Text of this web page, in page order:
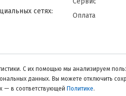
сетях:
Оплата
С их помощью мы анализируем
данных. Вы можете отключить
— в соответствующей Политике.